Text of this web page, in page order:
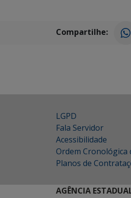
Compartilhe:
LGPD
Fala Servidor
Acessibilidade
Ordem Cronológica
Planos de
AGÊNCIA